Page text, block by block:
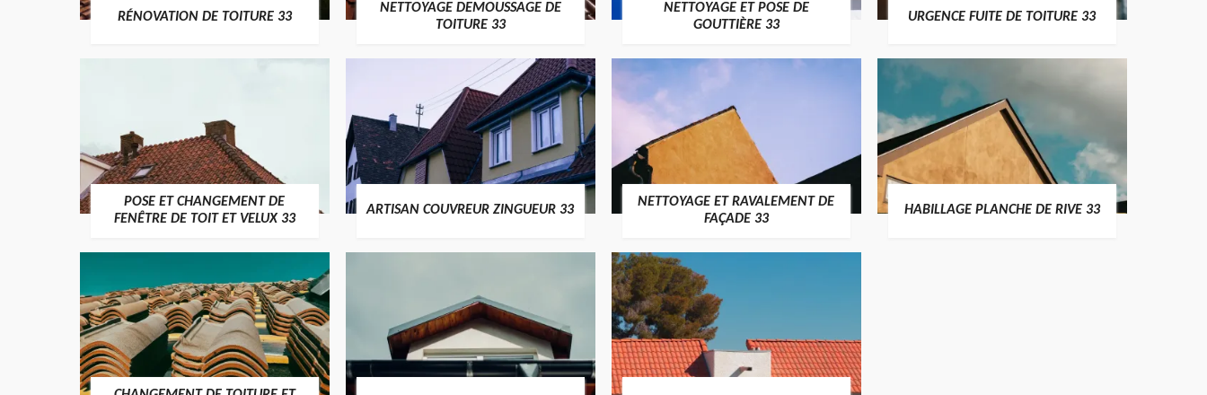
RÉNOVATION DE TOITURE 33
NETTOYAGE DEMOUSSAGE DE
TOITURE 33
NETTOYAGE ET POSE DE
GOUTTIÈRE 33
URGENCE FUITE DE TOITURE 33
POSE ET CHANGEMENT DE
FENÊTRE DE TOIT ET VELUX 33
ARTISAN COUVREUR ZINGUEUR 33
NETTOYAGE ET RAVALEMENT DE
FAÇADE 33
HABILLAGE PLANCHE DE RIVE 33